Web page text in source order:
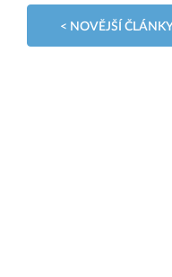
< NOVĚJŠÍ